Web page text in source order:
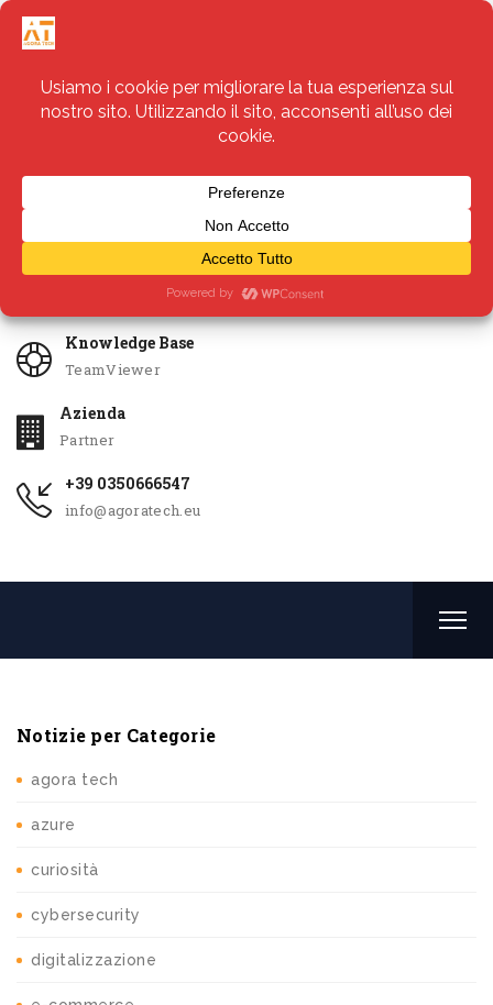
Servizi
Knowledge Base
TeamViewer
Azienda
Partner
+39 0350666547
info@agoratech.eu
Notizie per Categorie
agora tech
azure
curiosità
cybersecurity
digitalizzazione